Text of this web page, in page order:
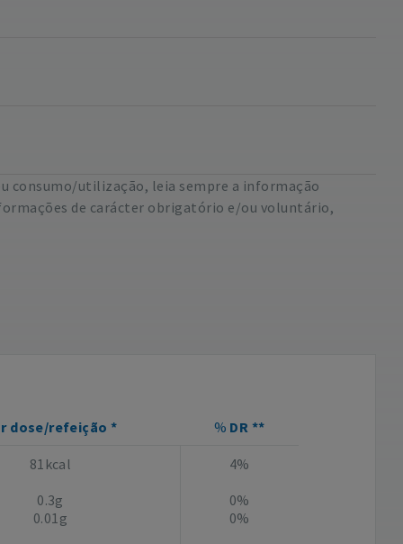
consumo/utilização, leia sempre a informação
de carácter obrigatório e/ou voluntário,
dose/refeição * % DR **
81kcal
4%
0.3g
0.01g
0%
0%